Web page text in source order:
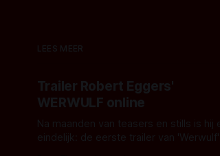
LEES MEER
Trailer Robert Eggers'
WERWULF online
Na maanden van teasers en stills is hij
eindelijk: de eerste trailer van 'Werwulf'.